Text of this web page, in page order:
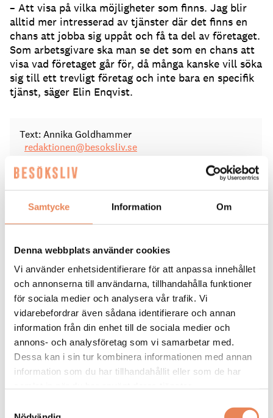
Samtycke Information Om
Denna webbplats använder cookies
Vi använder enhetsidentifierare för att anpassa innehållet
och annonserna till användarna, tillhandahålla funktioner
för sociala medier och analysera vår trafik. Vi
vidarebefordrar även sådana identifierare och annan
information från din enhet till de sociala medier och
annons- och analysföretag som vi samarbetar med.
Dessa kan i sin tur kombinera informationen med annan
information som du har tillhandahållit eller som de har
– Att visa på vilka möjligheter som finns. Jag blir
alltid mer intresserad av tjänster där det finns en
chans att jobba sig uppåt och få ta del av företaget.
Som arbetsgivare ska man se det som en chans att
visa vad företaget går för, då många kanske vill söka
sig till ett trevligt företag och inte bara en specifik
tjänst, säger Elin Enqvist.
Text: Annika Goldhammer
redaktionen@besoksliv.se
Dela artikeln:
Taggar
ARBETSMILJÖ KOCKUTBILDNING ÖREBRO
BESÖKSNÄRING